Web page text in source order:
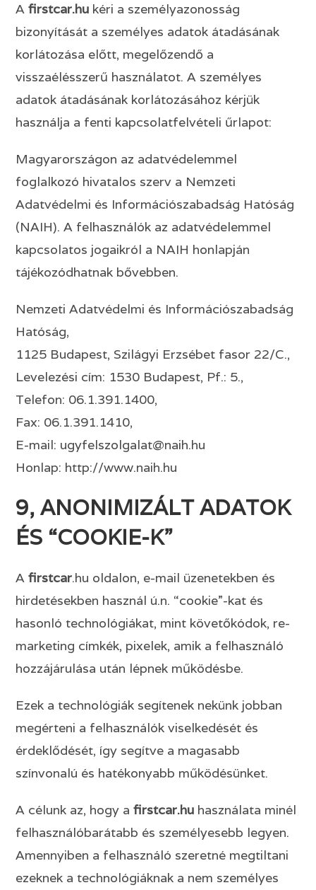
Afirstcar.hu kéri a személyazonosság
bizonyítását a személyes adatok átadásának
korlátozása előtt, megelőzendő a
visszaélésszerű használatot. A személyes
adatok átadásának korlátozásához kérjük
használja a fenti kapcsolatfelvételi űrlapot:
Magyarországon az adatvédelemmel
foglalkozó hivatalos szerv a Nemzeti
Adatvédelmi és Információszabadság Hatóság
(NAIH). A felhasználók az adatvédelemmel
kapcsolatos jogaikról a NAIH honlapján
tájékozódhatnak bővebben.
Nemzeti Adatvédelmi és Információszabadság
Hatóság,
1125 Budapest, Szilágyi Erzsébet fasor 22/C.,
Levelezési cím: 1530 Budapest, Pf.: 5.,
Telefon: 06.1.391.1400,
Fax: 06.1.391.1410,
E-mail: ugyfelszolgalat@naih.hu
Honlap: http://www.naih.hu
9, ANONIMIZÁLT ADATOK
ÉS “COOKIE-K”
Afirstcar.hu oldalon, e-mail üzenetekben és
hirdetésekben használ ú.n. “cookie”-kat és
hasonló technológiákat, mint követőkódok, re-
marketing címkék, pixelek, amik a felhasználó
hozzájárulása után lépnek működésbe.
Ezek a technológiák segítenek nekünk jobban
megérteni a felhasználók viselkedését és
érdeklődését, így segítve a magasabb
színvonalú és hatékonyabb működésünket.
A célunk az, hogy afirstcar.hu használata minél
felhasználóbarátabb és személyesebb legyen.
Amennyiben a felhasználó szeretné megtiltani
ezeknek a technológiáknak a nem személyes